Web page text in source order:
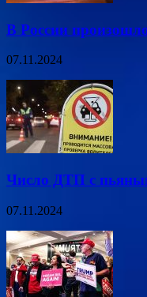
В России
07.11.2024
Число ДТП с
07.11.2024